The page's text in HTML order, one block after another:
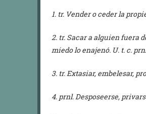
1. tr. Vender o ceder la
2. tr. Sacar a alguien fuera
miedo lo enajenó. U. t. c.
3. tr. Extasiar, embelesar,
4. prnl. Desposeerse,